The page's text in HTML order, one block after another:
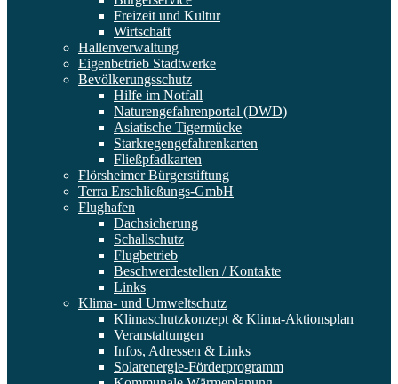
Freizeit und Kultur
Wirtschaft
Hallenverwaltung
Eigenbetrieb Stadtwerke
Bevölkerungsschutz
Hilfe im Notfall
Naturengefahrenportal (DWD)
Asiatische Tigermücke
Starkregengefahrenkarten
Fließpfadkarten
Flörsheimer Bürgerstiftung
Terra Erschließungs-GmbH
Flughafen
Dachsicherung
Schallschutz
Flugbetrieb
Beschwerdestellen / Kontakte
Links
Klima- und Umweltschutz
Klimaschutzkonzept & Klima-Aktionsplan
Veranstaltungen
Infos, Adressen & Links
Solarenergie-Förderprogramm